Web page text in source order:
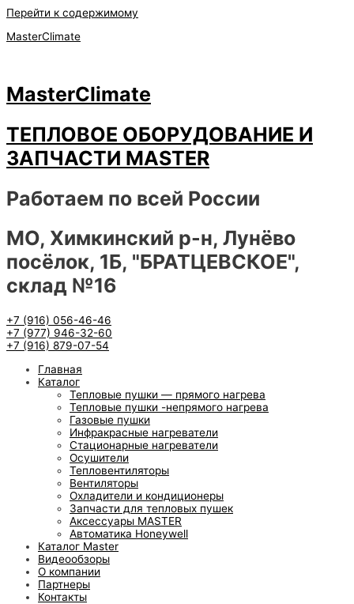
Перейти к содержимому
MasterClimate
MasterClimate
ТЕПЛОВОЕ ОБОРУДОВАНИЕ И
ЗАПЧАСТИ MASTER
Работаем по всей России
МО, Химкинский р-н, Лунёво
посёлок, 1Б, "БРАТЦЕВСКОЕ",
склад №16
+7 (916) 056-46-46
+7 (977) 946-32-60
+7 (916) 879-07-54
Главная
Каталог
Тепловые пушки — прямого нагрева
Тепловые пушки -непрямого нагрева
Газовые пушки
Инфракрасные нагреватели
Стационарные нагреватели
Осушители
Тепловентиляторы
Вентиляторы
Охладители и кондиционеры
Запчасти для тепловых пушек
Аксессуары MASTER
Автоматика Honeywell
Каталог Master
Видеообзоры
О компании
Партнеры
Контакты